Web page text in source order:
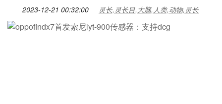
2023-12-21 00:32:00 灵长,灵长目,大脑,人类,动物,灵长